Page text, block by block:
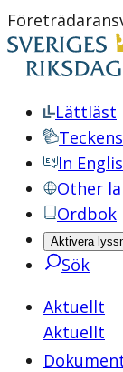
Lättläst
In
Other
Ordbok
Aktivera
Sök
Aktuellt
Aktuellt